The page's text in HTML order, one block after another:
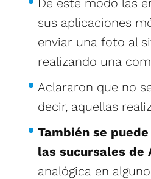
De este modo las
sus aplicaciones
enviar una foto al
realizando una
Aclararon que no
decir, aquellas
También se
las sucursales de
analógica en